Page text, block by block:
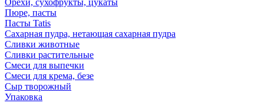
Орехи, сухофрукты, цукаты
Пюре, пасты
Пасты Tatis
Сахарная пудра, нетающая сахарная пудра
Сливки животные
Сливки растительные
Смеси для выпечки
Смеси для крема, безе
Сыр творожный
Упаковка